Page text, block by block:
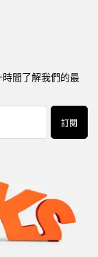
間了解我們的最
訂閱